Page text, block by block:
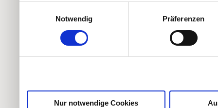
Partner führen diese
weiteren Daten
Notwendig
Präferenzen
Nur notwendige Cookies